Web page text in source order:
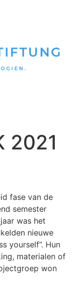
2021
fase van de
semester
was het
nieuwe
yourself”. Hun
materialen of
won